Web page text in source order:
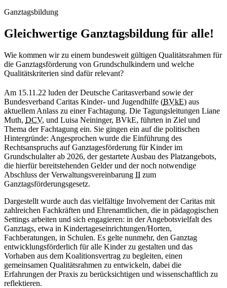
Ganztagsbildung
Gleichwertige Ganztagsbildung für alle!
Wie kommen wir zu einem bundesweit gültigen Qualitätsrahmen für
die Ganztagsförderung von Grundschulkindern und welche
Qualitätskriterien sind dafür relevant?
Am 15.11.22 luden der Deutsche Caritasverband sowie der
Bundesverband Caritas Kinder- und Jugendhilfe (BVkE) aus
aktuellem Anlass zu einer Fachtagung. Die Tagungsleitungen Liane
Muth, DCV, und Luisa Neininger, BVkE, führten in Ziel und
Thema der Fachtagung ein. Sie gingen ein auf die politischen
Hintergründe: Angesprochen wurde die Einführung des
Rechtsanspruchs auf Ganztagesförderung für Kinder im
Grundschulalter ab 2026, der gestartete Ausbau des Platzangebots,
die hierfür bereitstehenden Gelder und der noch notwendige
Abschluss der Verwaltungsvereinbarung II zum
Ganztagsförderungsgesetz.
Dargestellt wurde auch das vielfältige Involvement der Caritas mit
zahlreichen Fachkräften und Ehrenamtlichen, die in pädagogischen
Settings arbeiten und sich engagieren: in der Angebotsvielfalt des
Ganztags, etwa in Kindertageseinrichtungen/Horten,
Fachberatungen, in Schulen. Es gelte nunmehr, den Ganztag
entwicklungsförderlich für alle Kinder zu gestalten und das
Vorhaben aus dem Koalitionsvertrag zu begleiten, einen
gemeinsamen Qualitätsrahmen zu entwickeln, dabei die
Erfahrungen der Praxis zu berücksichtigen und wissenschaftlich zu
reflektieren.